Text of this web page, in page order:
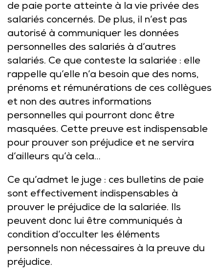
de paie porte atteinte à la vie privée des
salariés concernés. De plus, il n’est pas
autorisé à communiquer les données
personnelles des salariés à d’autres
salariés. Ce que conteste la salariée : elle
rappelle qu’elle n’a besoin que des noms,
prénoms et rémunérations de ces collègues
et non des autres informations
personnelles qui pourront donc être
masquées. Cette preuve est indispensable
pour prouver son préjudice et ne servira
d’ailleurs qu’à cela…
Ce qu’admet le juge : ces bulletins de paie
sont effectivement indispensables à
prouver le préjudice de la salariée. Ils
peuvent donc lui être communiqués à
condition d’occulter les éléments
personnels non nécessaires à la preuve du
préjudice.